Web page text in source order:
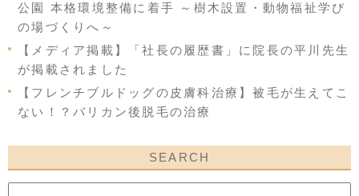
公園 本格環境整備に着手 ～樹木設置・動物福祉学び
の場づくりへ～
【メディア掲載】「社長の履歴書」に院長の平川先生
が掲載されました
【フレンチブルドッグの皮膚科治療】被毛が生えてこ
ない！？バリカン後脱毛の治療
SEARCH